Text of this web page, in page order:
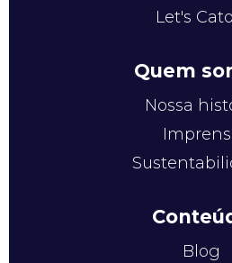
Let's
Quem
Nossa
Blog